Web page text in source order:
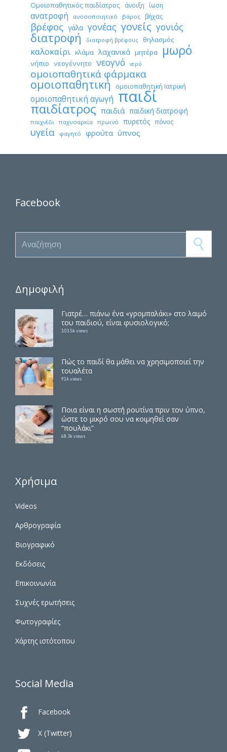
Ομοιοπαθητικός παιδίατρος άνοιξη ίωση
ανατροφή ανοσοποιητικό βάρος βήχας
βρέφος γάλα γονέας γονείς γονιός
διατροφή διατροφή βρέφους θηλασμός
καλοκαίρι κλάμα λαχανικά μητέρα μωρό
νήπιο νεογέννητο νεογνό νερό
ομοιοπαθητικά φάρμακα
ομοιοπαθητική ομοιοπαθητική Ιατρική
ομοιοπαθητική αγωγή παιδί
παιδίατρος παιδιά παιδική διατροφή
παιχνίδι παχυσαρκία πρωινό πυρετός πόνος
υγεία φαγητό φρούτα ύπνος
Facebook
Search for:
Δημοφιλή
Γιατρέ… πιάνω ένα «γρομπαλάκι» στο λαιμό
του παιδιού, είναι φυσιολογικό;
103.5k views
Πώς το παιδί θα μάθει να χρησιμοποιεί την
τουαλέτα
91k views
Ποια είναι η σωστή ρουτίνα πριν τον ύπνο,
ώστε το μικρό σου να κοιμηθεί σαν
“πουλάκι”
68.3k views
Χρήσιμα
Videos
Αρθρογραφία
Βιογραφικό
Εκδόσεις
Επικοινωνία
Συχνές ερωτήσεις
Φωτογραφίες
Χάρτης ιστότοπου
Social Media
 Facebook
 X (Twitter)